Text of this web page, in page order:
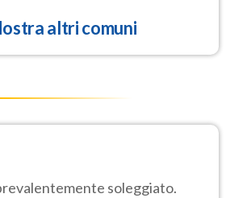
altri comuni
soleggiato.